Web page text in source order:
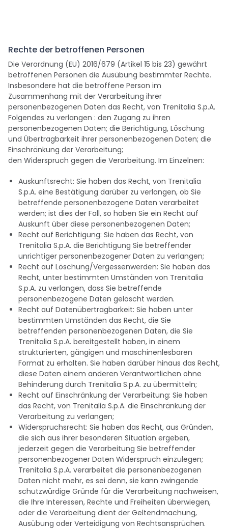
Rechte der betroffenen Personen
Die Verordnung (EU) 2016/679 (Artikel 15 bis 23) gewährt
betroffenen Personen die Ausübung bestimmter Rechte.
Insbesondere hat die betroffene Person im
Zusammenhang mit der Verarbeitung ihrer
personenbezogenen Daten das Recht, von Trenitalia S.p.A.
Folgendes zu verlangen : den Zugang zu ihren
personenbezogenen Daten; die Berichtigung, Löschung
und Übertragbarkeit ihrer personenbezogenen Daten; die
Einschränkung der Verarbeitung;
den Widerspruch gegen die Verarbeitung. Im Einzelnen:
Auskunftsrecht: Sie haben das Recht, von Trenitalia
S.p.A. eine Bestätigung darüber zu verlangen, ob Sie
betreffende personenbezogene Daten verarbeitet
werden; ist dies der Fall, so haben Sie ein Recht auf
Auskunft über diese personenbezogenen Daten;
Recht auf Berichtigung: Sie haben das Recht, von
Trenitalia S.p.A. die Berichtigung Sie betreffender
unrichtiger personenbezogener Daten zu verlangen;
Recht auf Löschung/Vergessenwerden: Sie haben das
Recht, unter bestimmten Umständen von Trenitalia
S.p.A. zu verlangen, dass Sie betreffende
personenbezogene Daten gelöscht werden.
Recht auf Datenübertragbarkeit: Sie haben unter
bestimmten Umständen das Recht, die Sie
betreffenden personenbezogenen Daten, die Sie
Trenitalia S.p.A. bereitgestellt haben, in einem
strukturierten, gängigen und maschinenlesbaren
Format zu erhalten. Sie haben darüber hinaus das Recht,
diese Daten einem anderen Verantwortlichen ohne
Behinderung durch Trenitalia S.p.A. zu übermitteln;
Recht auf Einschränkung der Verarbeitung: Sie haben
das Recht, von Trenitalia S.p.A. die Einschränkung der
Verarbeitung zu verlangen;
Widerspruchsrecht: Sie haben das Recht, aus Gründen,
die sich aus ihrer besonderen Situation ergeben,
jederzeit gegen die Verarbeitung Sie betreffender
personenbezogener Daten Widerspruch einzulegen;
Trenitalia S.p.A. verarbeitet die personenbezogenen
Daten nicht mehr, es sei denn, sie kann zwingende
schutzwürdige Gründe für die Verarbeitung nachweisen,
die Ihre Interessen, Rechte und Freiheiten überwiegen,
oder die Verarbeitung dient der Geltendmachung,
Ausübung oder Verteidigung von Rechtsansprüchen.